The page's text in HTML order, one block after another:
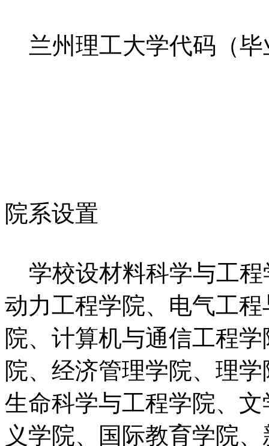
兰州理工大学代码（
院系设置
学校设材料科学与工程
动力工程学院、电气工
院、计算机与通信工程
院、经济管理学院、理
生命科学与工程学院、
义学院、国际教育学院